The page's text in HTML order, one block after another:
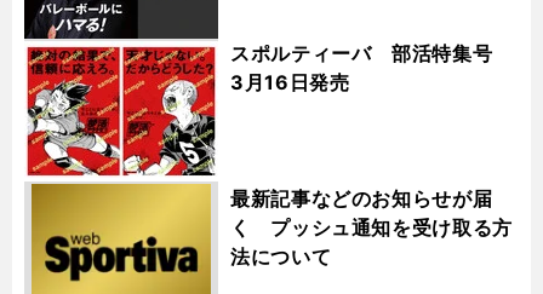
スポルティーバ 部活特集号
3月16日発売
最新記事などのお知らせが届
く プッシュ通知を受け取る方
法について